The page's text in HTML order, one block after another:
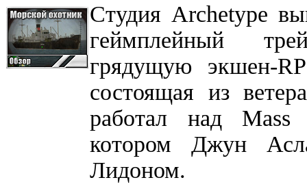
Студия Archetype
геймплейный
грядущую экшен-
состоящая из
работал над Mass
котором Джун
Лидоном.